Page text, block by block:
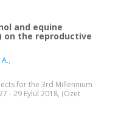
and equine
on the reproductive
A.,
for the 3rd Millennium
- 29 Eylül 2018, (Özet